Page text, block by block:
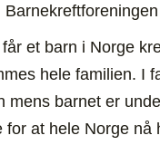
et barn i Norge
hele familien. I
mens barnet er
for at hele Norge